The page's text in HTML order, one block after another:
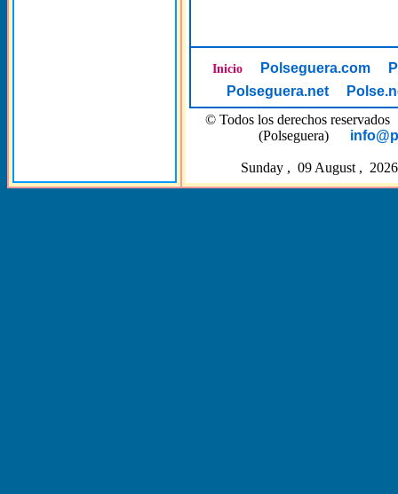
Inicio Polseguera.com
Polseguera.net
© Todos los derechos
(Polseguera)
Sunday , 09 August ,